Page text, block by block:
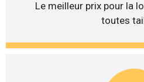
Le meilleur prix pour la
toutes